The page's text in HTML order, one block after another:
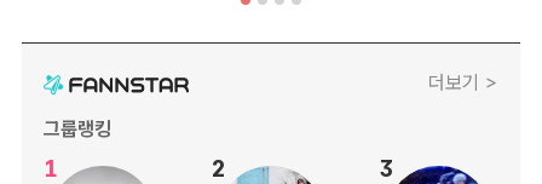
더보기 >
그룹랭킹
1 2 3